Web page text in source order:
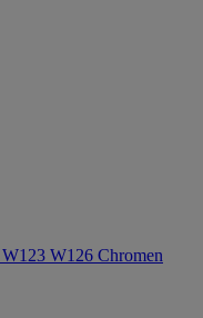
W126 Chromen